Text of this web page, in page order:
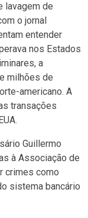
lavagem de
o jornal
entender
nos Estados
a
milhões de
americano. A
transações
Guillermo
à Associação de
crimes como
sistema bancário